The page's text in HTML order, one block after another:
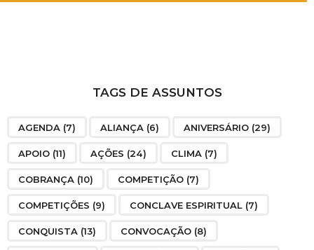
TAGS DE ASSUNTOS
AGENDA (7) ALIANÇA (6) ANIVERSÁRIO (29)
APOIO (11) AÇÕES (24) CLIMA (7)
COBRANÇA (10) COMPETIÇÃO (7)
COMPETIÇÕES (9) CONCLAVE ESPIRITUAL (7)
CONQUISTA (13) CONVOCAÇÃO (8)